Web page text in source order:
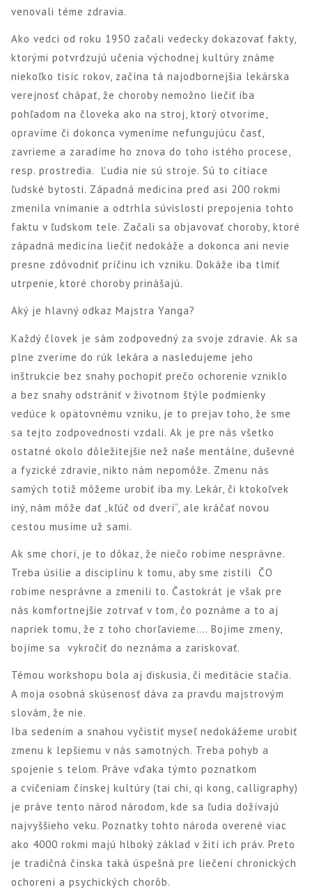
venovali téme zdravia.
Ako vedci od roku 1950 začali vedecky dokazovať fakty,
ktorými potvrdzujú učenia východnej kultúry známe
niekoľko tisíc rokov, začína tá najodbornejšia lekárska
verejnosť chápať, že choroby nemožno liečiť iba
pohľadom na človeka ako na stroj, ktorý otvoríme,
opravíme či dokonca vymeníme nefungujúcu časť,
zavrieme a zaradíme ho znova do toho istého procese,
resp. prostredia. Ľudia nie sú stroje. Sú to cítiace
ľudské bytosti. Západná medicína pred asi 200 rokmi
zmenila vnímanie a odtrhla súvislosti prepojenia tohto
faktu v ľudskom tele. Začali sa objavovať choroby, ktoré
západná medicína liečiť nedokáže a dokonca ani nevie
presne zdôvodniť príčinu ich vzniku. Dokáže iba tlmiť
utrpenie, ktoré choroby prinášajú.
Aký je hlavný odkaz Majstra Yanga?
Každý človek je sám zodpovedný za svoje zdravie. Ak sa
plne zveríme do rúk lekára a nasledujeme jeho
inštrukcie bez snahy pochopiť prečo ochorenie vzniklo
a bez snahy odstrániť v životnom štýle podmienky
vedúce k opätovnému vzniku, je to prejav toho, že sme
sa tejto zodpovednosti vzdali. Ak je pre nás všetko
ostatné okolo dôležitejšie než naše mentálne, duševné
a fyzické zdravie, nikto nám nepomôže. Zmenu nás
samých totiž môžeme urobiť iba my. Lekár, či ktokoľvek
iný, nám môže dať „kľúč od dverí“, ale kráčať novou
cestou musíme už sami.
Ak sme chorí, je to dôkaz, že niečo robíme nesprávne.
Treba úsilie a disciplínu k tomu, aby sme zistili ČO
robíme nesprávne a zmenili to. Častokrát je však pre
nás komfortnejšie zotrvať v tom, čo poznáme a to aj
napriek tomu, že z toho chorľavieme…. Bojíme zmeny,
bojíme sa vykročiť do neznáma a zariskovať.
Témou workshopu bola aj diskusia, či meditácie stačia.
A moja osobná skúsenosť dáva za pravdu majstrovým
slovám, že nie.
Iba sedením a snahou vyčistiť myseľ nedokážeme urobiť
zmenu k lepšiemu v nás samotných. Treba pohyb a
spojenie s telom. Práve vďaka týmto poznatkom
a cvičeniam čínskej kultúry (tai chi, qi kong, calligraphy)
je práve tento národ národom, kde sa ľudia dožívajú
najvyššieho veku. Poznatky tohto národa overené viac
ako 4000 rokmi majú hlboký základ v žití ich práv. Preto
je tradičná čínska taká úspešná pre liečení chronických
ochorení a psychických chorôb.